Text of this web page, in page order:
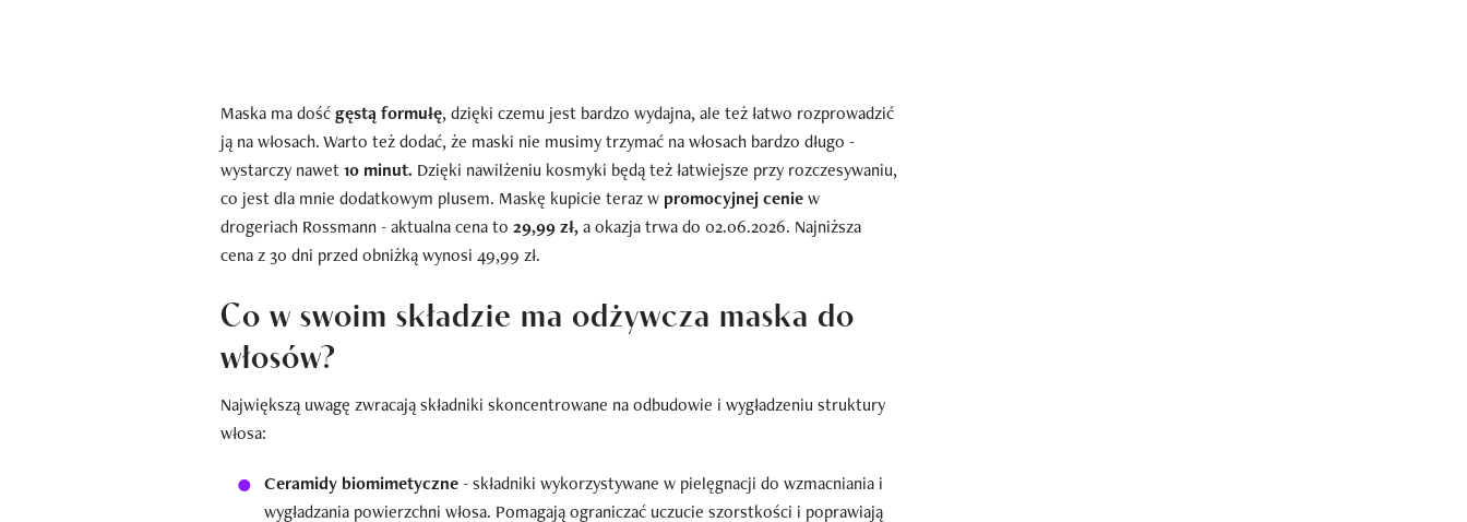
Maska ma dośćgęstą formułę, dzięki czemu jest bardzo wydajna, ale też łatwo rozprowadzić
ją na włosach. Warto też dodać, że maski nie musimy trzymać na włosach bardzo długo -
wystarczy nawet 10 minut. Dzięki nawilżeniu kosmyki będą też łatwiejsze przy rozczesywaniu,
co jest dla mnie dodatkowym plusem. Maskę kupicie teraz w promocyjnej ceniew
drogeriach Rossmann - aktualna cena to 29,99 zł,a okazja trwa do 02.06.2026. Najniższa
cena z 30 dni przed obniżką wynosi 49,99 zł.
Co w swoim składzie ma odżywcza maska do
włosów?
Największą uwagę zwracają składniki skoncentrowane na odbudowie i wygładzeniu struktury
włosa:
Ceramidy biomimetyczne - składniki wykorzystywane w pielęgnacji do wzmacniania i
wygładzania powierzchni włosa. Pomagają ograniczać uczucie szorstkości i poprawiają